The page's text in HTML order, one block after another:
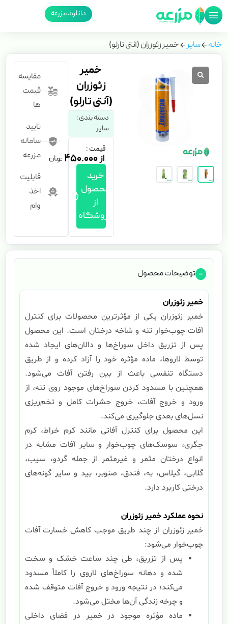
دانلود مزرعه
خانه سایر خمیر زئوزران (آنتی تارلو)
خمیر
زئوزران
(آنتی تارلو)
دسته بندی :
سایر
قیمت :
۴۵۰.۰۰۰
خرید
محصول
از
فروشگاه
مقایسه
قیمت
ها
تایید
سامانه
مزرعه
قابلیت
اخذ
وام
توضیحات محصول
خمیر زئوزران
خمیر زئوزران یکی از مؤثرترین محصولات برای کنترل
آفات چوب‌خوار تنه و شاخه درختان است. این محصول
پس از تزریق داخل سوراخ‌ها و دالان‌های ایجاد شده
توسط لاروها، ماده مؤثره خود را آزاد کرده و از طریق
دستگاه تنفسی باعث از بین رفتن آفات می‌شود.
همچنین با مسدود کردن سوراخ‌های موجود روی تنه، از
ورود و خروج آفات، خروج حشرات کامل و تخم‌ریزی
نسل‌های بعدی جلوگیری می‌کند.
این محصول برای کنترل آفاتی مانند کرم خراط، کرم
جگری، سوسک‌های چوب‌خوار و سایر آفات مشابه در
انواع درختان مثمر و غیرمثمر از جمله گردو، سیب،
گلابی، گیلاس، به، فندق، صنوبر، بید و سایر گونه‌های
درختی کاربرد دارد.
نحوه عملکرد خمیر زئوزران
خمیر زئوزران از چند طریق موجب کاهش خسارت آفات
چوب‌خوار می‌شود:
پس از تزریق، طی چند ساعت خشک و سخت
شده و دهانه سوراخ‌های لاروی را کاملاً مسدود
می‌کند؛ در نتیجه ورود و خروج آفات متوقف شده
و چرخه زندگی آن‌ها مختل می‌شود.
ماده مؤثره موجود در خمیر در فضای داخلی